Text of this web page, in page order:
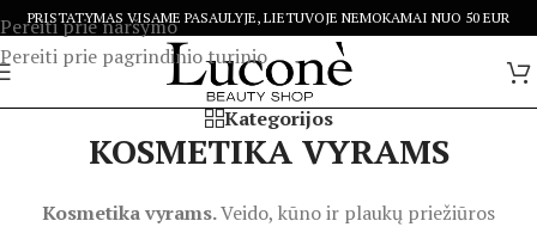
Pereiti prie naršymo
Pereiti prie pagrindinio turinio
PRISTATYMAS VISAME PASAULYJE, LIETUVOJE NEMOKAMAI NUO 50 EUR
Kategorijos
KOSMETIKA VYRAMS
Kosmetika vyrams.Veido, kūno ir plaukų priežiūros